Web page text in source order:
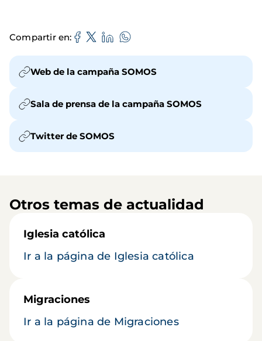
Compartir en
Web de la campaña SOMOS
Sala de prensa de la campaña SOMOS
Twitter de SOMOS
Otros temas de actualidad
Iglesia católica
Ir a la página de Iglesia católica
Migraciones
Ir a la página de Migraciones